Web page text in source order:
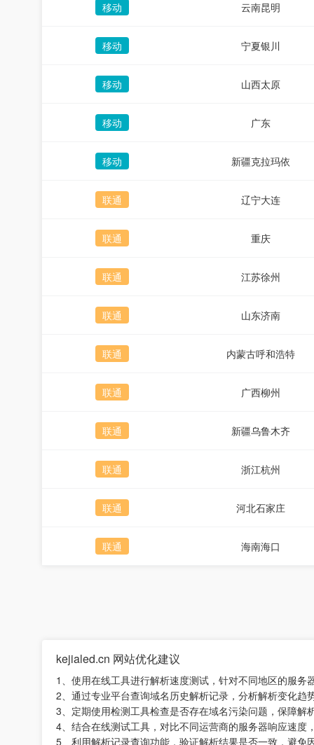
移动 云南昆明
移动 宁夏银川
移动 山西太原
移动 广东
移动 新疆克拉玛依
联通 辽宁大连
联通 重庆
联通 江苏徐州
联通 山东济南
联通 内蒙古呼和浩特
联通 广西柳州
联通 新疆乌鲁木齐
联通 浙江杭州
联通 河北石家庄
联通 海南海口
kejialed.cn 网站优化建议
1、使用在线工具进行解析速度测试，针对不同地区的服
2、通过专业平台查询域名历史解析记录，分析解析变化趋
3、定期使用检测工具检查是否存在域名污染问题，保障解
4、结合在线测试工具，对比不同运营商的服务器响应速度
5、利用解析记录查询功能，验证解析结果是否一致，避免